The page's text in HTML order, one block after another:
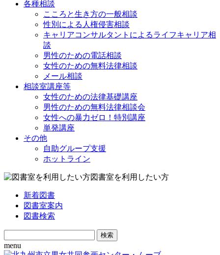
各種相談
こころと生き方の一般相談
性別による人権侵害相談
キャリアコンサルタントによるライフキャリア相
談
男性のための電話相談
女性のための無料法律相談
メール相談
相談室講座等
女性のための法律基礎講座
男性のための無料法律相談会
女性への暴力ゼロ！特別講座
単発講座
その他
自助グループ支援
ホットライン
図書室を利用したい方
新着図書
図書室案内
図書検索
Search
for:
menu